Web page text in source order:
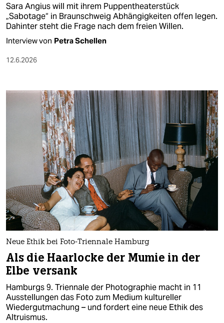
Sara Angius will mit ihrem Puppentheaterstück
„Sabotage“ in Braunschweig Abhängigkeiten offen legen.
Dahinter steht die Frage nach dem freien Willen.
Interview von Petra Schellen
12.6.2026
Neue Ethik bei Foto-Triennale Hamburg
Als die Haarlocke der Mumie in der
Elbe versank
Hamburgs 9. Triennale der Photographie macht in 11
Ausstellungen das Foto zum Medium kultureller
Wiedergutmachung – und fordert eine neue Ethik des
Altruismus.